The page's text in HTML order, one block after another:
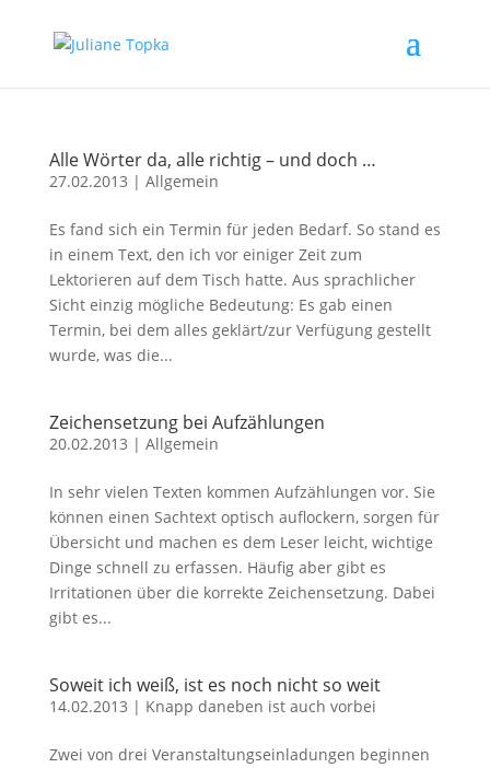
Alle Wörter da, alle richtig – und doch …
27.02.2013 | Allgemein
Es fand sich ein Termin für jeden Bedarf. So stand es
in einem Text, den ich vor einiger Zeit zum
Lektorieren auf dem Tisch hatte. Aus sprachlicher
Sicht einzig mögliche Bedeutung: Es gab einen
Termin, bei dem alles geklärt/zur Verfügung gestellt
wurde, was die...
Zeichensetzung bei Aufzählungen
20.02.2013 | Allgemein
In sehr vielen Texten kommen Aufzählungen vor. Sie
können einen Sachtext optisch auflockern, sorgen für
Übersicht und machen es dem Leser leicht, wichtige
Dinge schnell zu erfassen. Häufig aber gibt es
Irritationen über die korrekte Zeichensetzung. Dabei
gibt es...
Soweit ich weiß, ist es noch nicht so weit
14.02.2013 | Knapp daneben ist auch vorbei
Zwei von drei Veranstaltungseinladungen beginnen